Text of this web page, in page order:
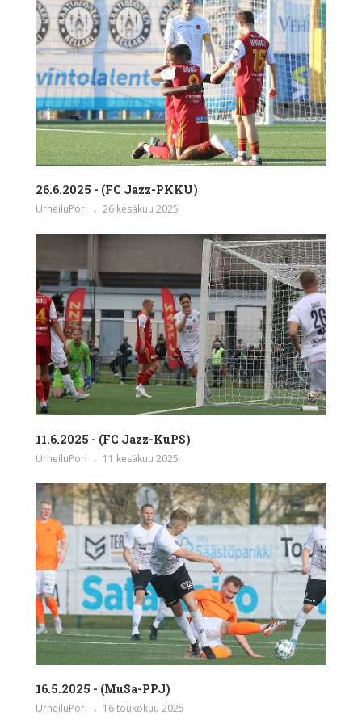
26.6.2025 - (FC Jazz-PKKU)
UrheiluPori 26 kesäkuu 2025
11.6.2025 - (FC Jazz-KuPS)
UrheiluPori 11 kesäkuu 2025
16.5.2025 - (MuSa-PPJ)
UrheiluPori 16 toukokuu 2025